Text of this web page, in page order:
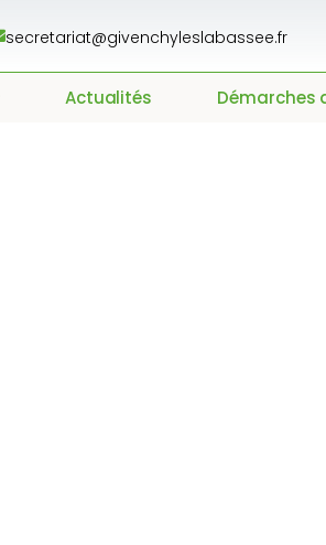
secretariat@givenchyleslabassee.fr
Actualités Démarches